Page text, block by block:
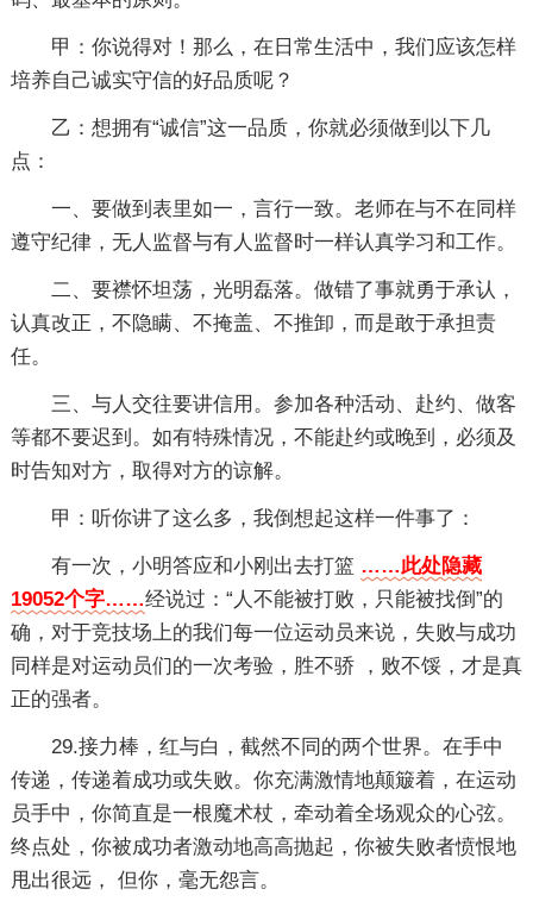
甲：你说得对！那么，在日常生活中，我们应该怎样
培养自己诚实守信的好品质呢？
乙：想拥有“诚信”这一品质，你就必须做到以下几
点：
一、要做到表里如一，言行一致。老师在与不在同样
遵守纪律，无人监督与有人监督时一样认真学习和工作。
二、要襟怀坦荡，光明磊落。做错了事就勇于承认，
认真改正，不隐瞒、不掩盖、不推卸，而是敢于承担责
任。
三、与人交往要讲信用。参加各种活动、赴约、做客
等都不要迟到。如有特殊情况，不能赴约或晚到，必须及
时告知对方，取得对方的谅解。
甲：听你讲了这么多，我倒想起这样一件事了：
有一次，小明答应和小刚出去打篮 ……此处隐藏
19052个字……经说过：“人不能被打败，只能被找倒”的
确，对于竞技场上的我们每一位运动员来说，失败与成功
同样是对运动员们的一次考验，胜不骄 ，败不馁，才是真
正的强者。
29.接力棒，红与白，截然不同的两个世界。在手中
传递，传递着成功或失败。你充满激情地颠簸着，在运动
员手中，你简直是一根魔术杖，牵动着全场观众的心弦。
终点处，你被成功者激动地高高抛起，你被失败者愤恨地
甩出很远， 但你，毫无怨言。